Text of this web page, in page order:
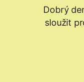
Dobrý
sloužit